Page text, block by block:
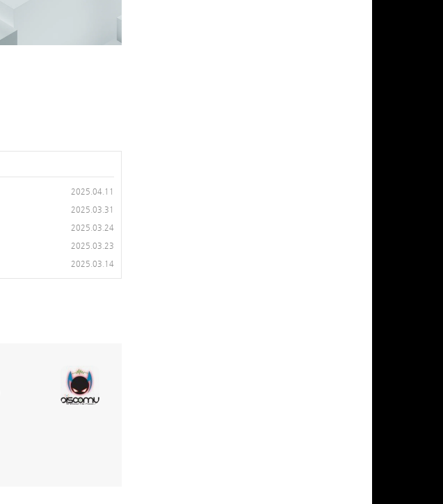
2025.04.11
2025.03.31
2025.03.24
2025.03.23
2025.03.14